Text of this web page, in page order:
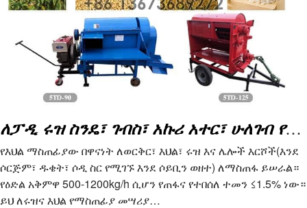
ለፓዲ ሩዝ ስንዴ፣ ገብስ፣ አኩሪ አተር፣ ሁለገብ የስንዴ መጥረጊያ
የእህል ማስጠፊያው በዋናነት ለወርቅር፣ እህል፣ ሩዝ እና ሌሎች እርሾች(እንደ
ሶርጅም፣ ዱቄት፣ ሶዲ ስር የሚገኙ እንደ ሶይቢን ወዘተ) ለማስጠፋ ይሠራል።
የዕድል አቅምዋ 500-1200kg/h ሲሆን የጠፋና የተበሰለ ተመን ≤1.5% ነው።
ይህ ለሩዝና እህል የማስጠፊያ መሣሪያ…